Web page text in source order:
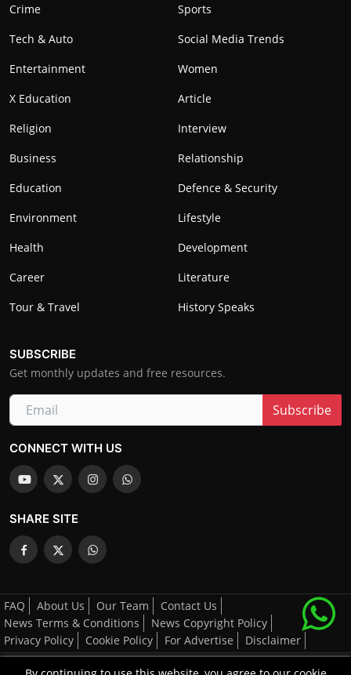
Crime
Sports
Tech & Auto
Social Media Trends
Entertainment
Women
X Education
Article
Religion
Interview
Business
Relationship
Education
Defence & Security
Environment
Lifestyle
Health
Development
Career
Literature
Tour & Travel
History Speaks
SUBSCRIBE
Get monthly updates and free resources.
Subscribe
CONNECT WITH US
SHARE SITE
FAQ About Us Our Team
Contact Us
News Terms & Conditions
News Copyright Policy
Privacy Policy
Cookie Policy For Advertise Disclaimer